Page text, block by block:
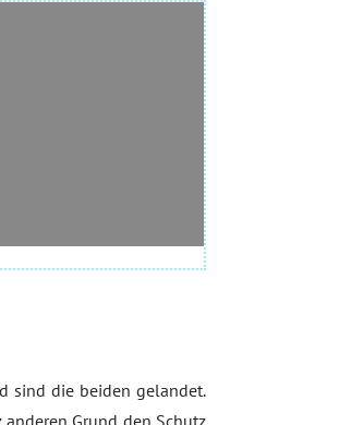
sind die beiden gelandet.
Grund den Schutz